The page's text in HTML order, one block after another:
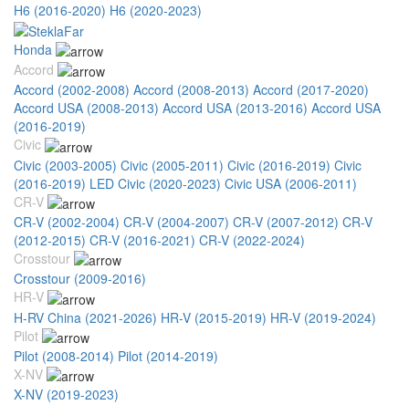
H6 (2016-2020) H6 (2020-2023)
Honda
Accord
Accord (2002-2008) Accord (2008-2013) Accord (2017-2020)
Accord USA (2008-2013) Accord USA (2013-2016) Accord USA
(2016-2019)
Civic
Civic (2003-2005) Civic (2005-2011) Civic (2016-2019) Civic
(2016-2019) LED Civic (2020-2023) Civic USA (2006-2011)
CR-V
CR-V (2002-2004) CR-V (2004-2007) CR-V (2007-2012) CR-V
(2012-2015) CR-V (2016-2021) CR-V (2022-2024)
Crosstour
Crosstour (2009-2016)
HR-V
H-RV China (2021-2026) HR-V (2015-2019) HR-V (2019-2024)
Pilot
Pilot (2008-2014) Pilot (2014-2019)
X-NV
X-NV (2019-2023)